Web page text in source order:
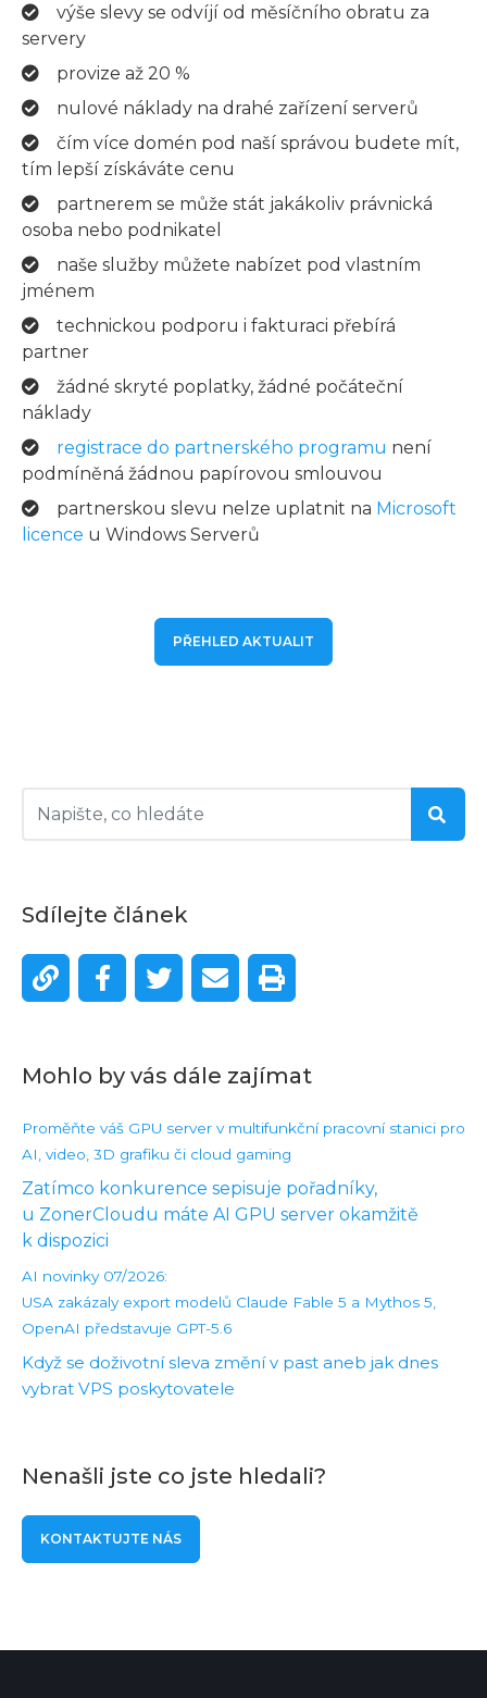
Sdílejte článek
Mohlo by vás dále zajímat
Proměňte váš GPU server v multifunkční pracovní stanici pro
AI, video, 3D grafiku či cloud gaming
Zatímco konkurence sepisuje pořadníky,
u ZonerCloudu máte AI GPU server okamžitě
k dispozici
AI novinky 07/2026:
USA zakázaly export modelů Claude Fable 5 a Mythos 5,
OpenAI představuje GPT-5.6
Když se doživotní sleva změní v past aneb jak dnes
vybrat VPS poskytovatele
Nenašli jste co jste hledali?
KONTAKTUJTE NÁS
výše slevy se odvíjí od měsíčního obratu za
servery
provize až 20 %
nulové náklady na drahé zařízení serverů
čím více domén pod naší správou budete mít,
tím lepší získáváte cenu
partnerem se může stát jakákoliv právnická
osoba nebo podnikatel
naše služby můžete nabízet pod vlastním
jménem
technickou podporu i fakturaci přebírá
partner
žádné skryté poplatky, žádné počáteční
náklady
registrace do partnerského programu není
podmíněná žádnou papírovou smlouvou
partnerskou slevu nelze uplatnit na Microsoft
licence u Windows Serverů
PŘEHLED AKTUALIT